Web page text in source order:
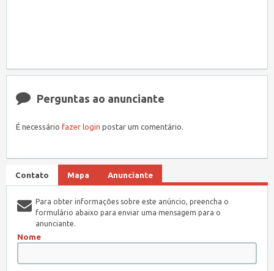
Perguntas ao anunciante
É necessário fazer login postar um comentário.
Contato Mapa Anunciante
Para obter informações sobre este anúncio, preencha o
formulário abaixo para enviar uma mensagem para o
anunciante.
Nome